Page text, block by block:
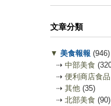
文章分類
▼ 美食報報 (946)
⇢ 中部美食
⇢ 便利商店食品
⇢ 其他 (35)
⇢ 北部美食 (90)